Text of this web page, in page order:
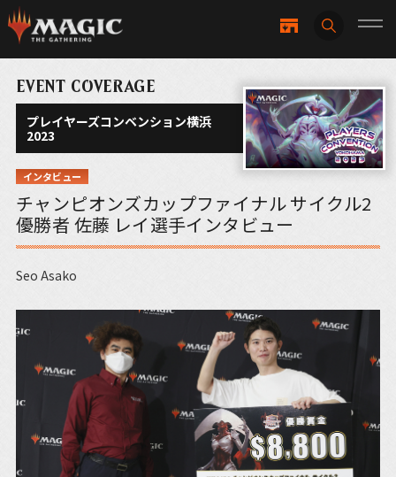
EVENT COVERAGE
プレイヤーズコンベンション横浜
2023
インタビュー
チャンピオンズカップファイナル サイクル2
優勝者 佐藤 レイ選手インタビュー
Seo Asako